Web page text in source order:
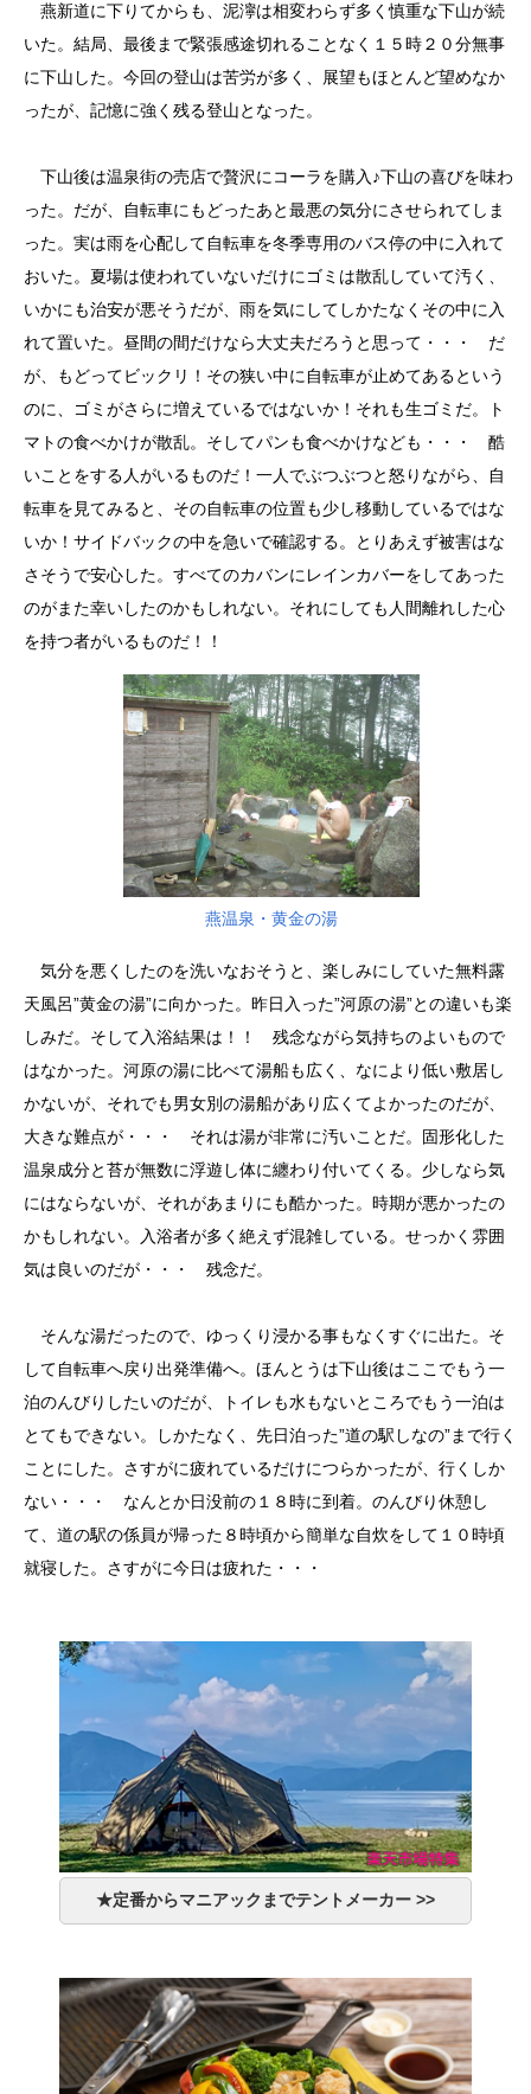
燕新道に下りてからも、泥濘は相変わらず多く慎重な下山が続
いた。結局、最後まで緊張感途切れることなく１５時２０分無事
に下山した。今回の登山は苦労が多く、展望もほとんど望めなか
ったが、記憶に強く残る登山となった。
下山後は温泉街の売店で贅沢にコーラを購入♪下山の喜びを味わ
った。だが、自転車にもどったあと最悪の気分にさせられてしま
った。実は雨を心配して自転車を冬季専用のバス停の中に入れて
おいた。夏場は使われていないだけにゴミは散乱していて汚く、
いかにも治安が悪そうだが、雨を気にしてしかたなくその中に入
れて置いた。昼間の間だけなら大丈夫だろうと思って・・・ だ
が、もどってビックリ！その狭い中に自転車が止めてあるという
のに、ゴミがさらに増えているではないか！それも生ゴミだ。ト
マトの食べかけが散乱。そしてパンも食べかけなども・・・ 酷
いことをする人がいるものだ！一人でぶつぶつと怒りながら、自
転車を見てみると、その自転車の位置も少し移動しているではな
いか！サイドバックの中を急いで確認する。とりあえず被害はな
さそうで安心した。すべてのカバンにレインカバーをしてあった
のがまた幸いしたのかもしれない。それにしても人間離れした心
を持つ者がいるものだ！！
燕温泉・黄金の湯
気分を悪くしたのを洗いなおそうと、楽しみにしていた無料露
天風呂”黄金の湯”に向かった。昨日入った”河原の湯”との違いも楽
しみだ。そして入浴結果は！！ 残念ながら気持ちのよいもので
はなかった。河原の湯に比べて湯船も広く、なにより低い敷居し
かないが、それでも男女別の湯船があり広くてよかったのだが、
大きな難点が・・・ それは湯が非常に汚いことだ。固形化した
温泉成分と苔が無数に浮遊し体に纏わり付いてくる。少しなら気
にはならないが、それがあまりにも酷かった。時期が悪かったの
かもしれない。入浴者が多く絶えず混雑している。せっかく雰囲
気は良いのだが・・・ 残念だ。
そんな湯だったので、ゆっくり浸かる事もなくすぐに出た。そ
して自転車へ戻り出発準備へ。ほんとうは下山後はここでもう一
泊のんびりしたいのだが、トイレも水もないところでもう一泊は
とてもできない。しかたなく、先日泊った”道の駅しなの”まで行く
ことにした。さすがに疲れているだけにつらかったが、行くしか
ない・・・ なんとか日没前の１８時に到着。のんびり休憩し
て、道の駅の係員が帰った８時頃から簡単な自炊をして１０時頃
就寝した。さすがに今日は疲れた・・・
★定番からマニアックまでテントメーカー >>